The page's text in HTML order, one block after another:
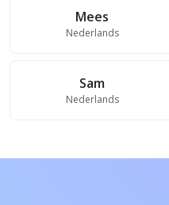
Mees
Nederlands
Sam
Nederlands